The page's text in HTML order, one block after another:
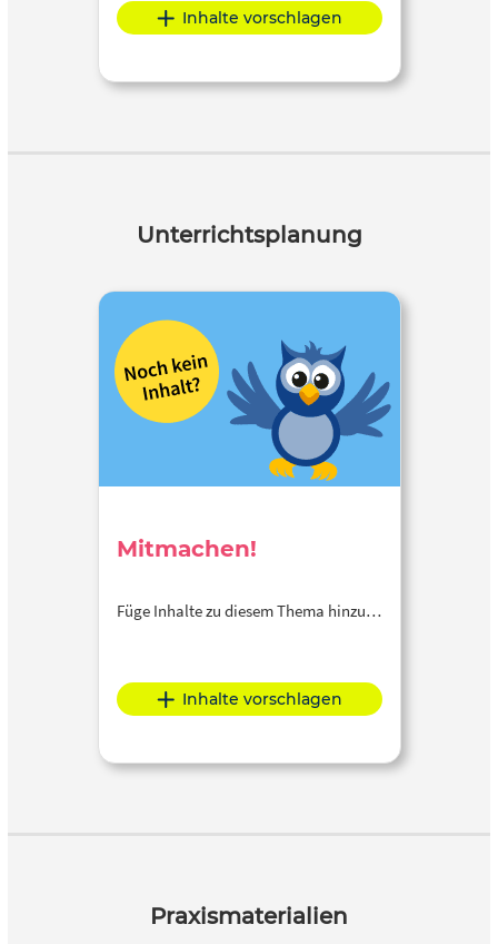
Inhalte vorschlagen
Unterrichtsplanung
Mitmachen!
Füge Inhalte zu diesem Thema hinzu…
Inhalte vorschlagen
Praxismaterialien